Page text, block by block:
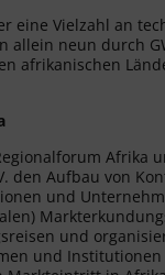
eine Vielzahl an
allein neun durch
afrikanischen
Afrika
den Aufbau von
und
und
und